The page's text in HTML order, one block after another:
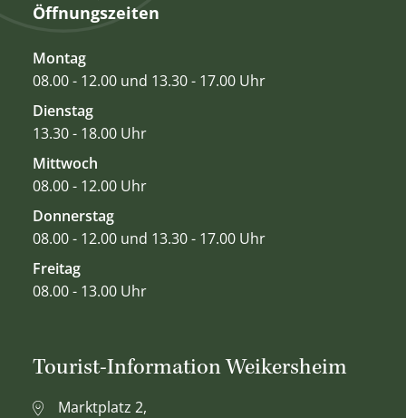
Öffnungszeiten
Montag
08.00 - 12.00 und 13.30 - 17.00 Uhr
Dienstag
13.30 - 18.00 Uhr
Mittwoch
08.00 - 12.00 Uhr
Donnerstag
08.00 - 12.00 und 13.30 - 17.00 Uhr
Freitag
08.00 - 13.00 Uhr
Tourist-Information Weikersheim
Marktplatz 2,